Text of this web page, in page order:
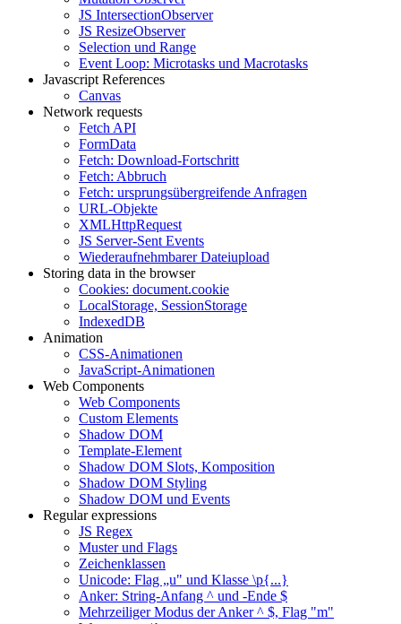
JS IntersectionObserver
JS ResizeObserver
Selection und Range
Event Loop: Microtasks und Macrotasks
Javascript References
Canvas
Network requests
Fetch API
FormData
Fetch: Download-Fortschritt
Fetch: Abbruch
Fetch: ursprungsübergreifende Anfragen
URL-Objekte
XMLHttpRequest
JS Server-Sent Events
Wiederaufnehmbarer Dateiupload
Storing data in the browser
Cookies: document.cookie
LocalStorage, SessionStorage
IndexedDB
Animation
CSS-Animationen
JavaScript-Animationen
Web Components
Web Components
Custom Elements
Shadow DOM
Template-Element
Shadow DOM Slots, Komposition
Shadow DOM Styling
Shadow DOM und Events
Regular expressions
JS Regex
Muster und Flags
Zeichenklassen
Unicode: Flag „u" und Klasse \p{...}
Anker: String-Anfang ^ und -Ende $
Mehrzeiliger Modus der Anker ^ $, Flag "m"